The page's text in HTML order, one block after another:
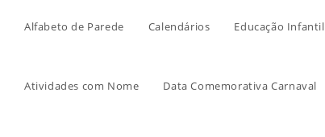
Alfabeto de Parede Calendários Educação Infantil
Atividades com Nome Data Comemorativa Carnaval